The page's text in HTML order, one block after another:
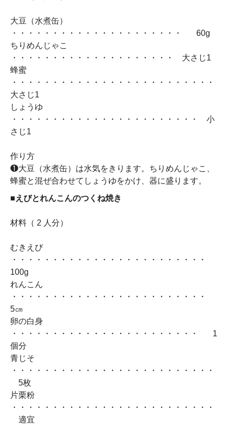
大豆（水煮缶）
・・・・・・・・・・・・・・・・・・・・・ 60g
ちりめんじゃこ
・・・・・・・・・・・・・・・・・・・・ 大さじ1
蜂蜜
・・・・・・・・・・・・・・・・・・・・・・・・・
大さじ1
しょうゆ
・・・・・・・・・・・・・・・・・・・・・・・ 小
さじ1
作り方
❶大豆（水煮缶）は水気をきります。ちりめんじゃこ、
蜂蜜と混ぜ合わせてしょうゆをかけ、器に盛ります。
■えびとれんこんのつくね焼き
材料（ 2 人分）
むきえび
・・・・・・・・・・・・・・・・・・・・・・・・
100g
れんこん
・・・・・・・・・・・・・・・・・・・・・・・・
5㎝
卵の白身
・・・・・・・・・・・・・・・・・・・・・・・ 1
個分
青じそ
・・・・・・・・・・・・・・・・・・・・・・・・・
5枚
片栗粉
・・・・・・・・・・・・・・・・・・・・・・・・・
適宜